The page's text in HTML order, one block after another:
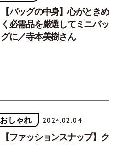
【バッグの中身】心がときめ
く必需品を厳選してミニバッ
グに／寺本美樹さん
おしゃれ 2024.02.04
【ファッションスナップ】ク